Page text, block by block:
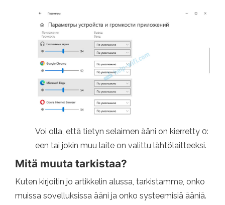
Voi olla, että tietyn selaimen ääni on kierretty 0:
een tai jokin muu laite on valittu lähtölaitteeksi.
Mitä muuta tarkistaa?
Kuten kirjoitin jo artikkelin alussa, tarkistamme, onko
muissa sovelluksissa ääni ja onko systeemisiä ääniä.